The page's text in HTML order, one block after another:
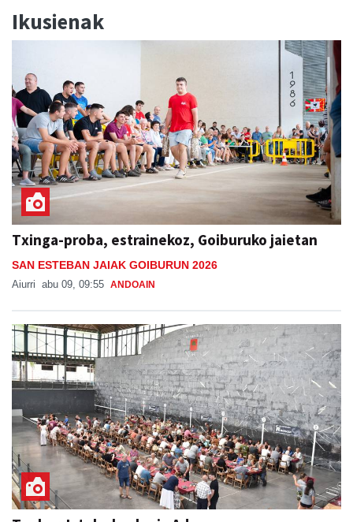
Txinga-proba, estrainekoz, Goiburuko jaietan
SAN ESTEBAN JAIAK GOIBURUN 2026
abu 09, 09:55
Txekor Jateko bazkaria Adunan